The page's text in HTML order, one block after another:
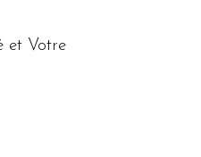
et Votre